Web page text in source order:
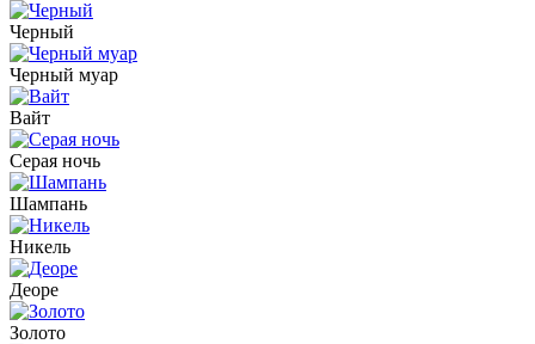
Черный
Черный муар
Вайт
Серая ночь
Шампань
Никель
Деоре
Золото